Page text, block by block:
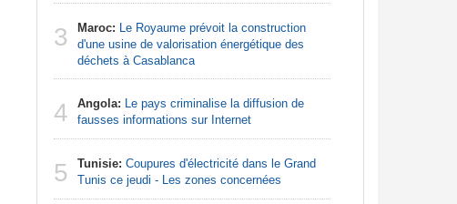
3 Maroc: Le Royaume prévoit la construction
d'une usine de valorisation énergétique des
déchets à Casablanca
4 Angola: Le pays criminalise la diffusion de
fausses informations sur Internet
5 Tunisie: Coupures d'électricité dans le Grand
Tunis ce jeudi - Les zones concernées